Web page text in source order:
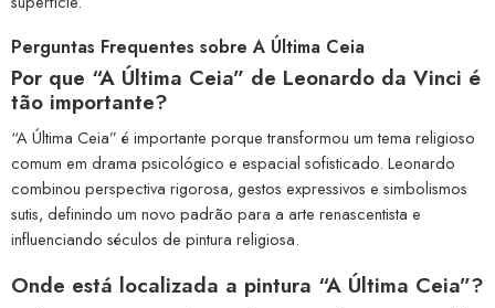
Perguntas Frequentes sobre A Última Ceia
Por que “A Última Ceia” de Leonardo da Vinci é
tão importante?
“A Última Ceia” é importante porque transformou um tema religioso
comum em drama psicológico e espacial sofisticado. Leonardo
combinou perspectiva rigorosa, gestos expressivos e simbolismos
sutis, definindo um novo padrão para a arte renascentista e
influenciando séculos de pintura religiosa.
Onde está localizada a pintura “A Última Ceia”?